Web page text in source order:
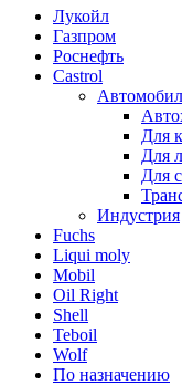
Лукойл
Газпром
Роснефть
Castrol
Для
Для
Для
Индустрия
Fuchs
Liqui moly
Mobil
Oil Right
Shell
Teboil
Wolf
По назначению